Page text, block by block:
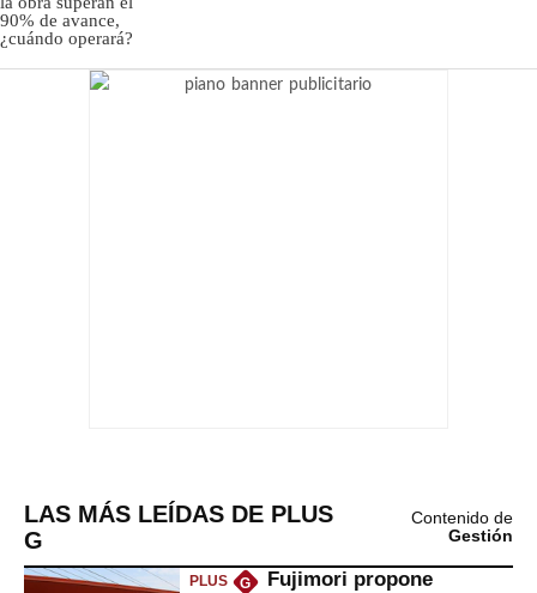
LAS MÁS LEÍDAS DE PLUS
G
Contenido de
Gestión
PLUS G
Fujimori propone